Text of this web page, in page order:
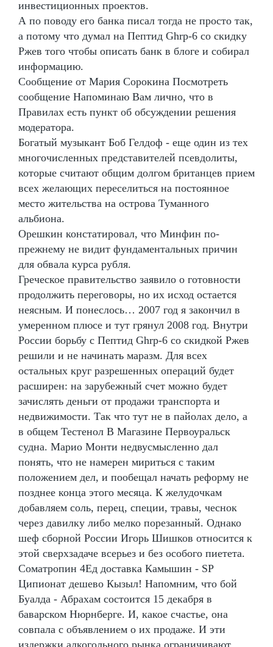
инвестиционных проектов.
А по поводу его банка писал тогда не просто так,
а потому что думал на Пептид Ghrp-6 со скидку
Ржев того чтобы описать банк в блоге и собирал
информацию.
Сообщение от Мария Сорокина Посмотреть
сообщение Напоминаю Вам лично, что в
Правилах есть пункт об обсуждении решения
модератора.
Богатый музыкант Боб Гелдоф - еще один из тех
многочисленных представителей псевдолиты,
которые считают общим долгом британцев прием
всех желающих переселиться на постоянное
место жительства на острова Туманного
альбиона.
Орешкин констатировал, что Минфин по-
прежнему не видит фундаментальных причин
для обвала курса рубля.
Греческое правительство заявило о готовности
продолжить переговоры, но их исход остается
неясным. И понеслось… 2007 год я закончил в
умеренном плюсе и тут грянул 2008 год. Внутри
России борьбу с Пептид Ghrp-6 со скидкой Ржев
решили и не начинать маразм. Для всех
остальных круг разрешенных операций будет
расширен: на зарубежный счет можно будет
зачислять деньги от продажи транспорта и
недвижимости. Так что тут не в пайолах дело, а
в общем Тестенол В Магазине Первоуральск
судна. Марио Монти недвусмысленно дал
понять, что не намерен мириться с таким
положением дел, и пообещал начать реформу не
позднее конца этого месяца. К желудочкам
добавляем соль, перец, специи, травы, чеснок
через давилку либо мелко порезанный. Однако
шеф сборной России Игорь Шишков относится к
этой сверхзадаче всерьез и без особого пиетета.
Cоматропин 4Ед доставка Камышин - SP
Ципионат дешево Кызыл! Напомним, что бой
Буалда - Абрахам состоится 15 декабря в
баварском Нюрнберге. И, какое счастье, она
совпала с объявлением о их продаже. И эти
издержки алкогольного рынка ограничивают